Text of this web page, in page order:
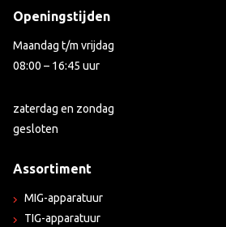
Openingstijden
Maandag t/m vrijdag
08:00 – 16:45 uur
zaterdag en zondag
gesloten
Assortiment
MIG-apparatuur
TIG-apparatuur